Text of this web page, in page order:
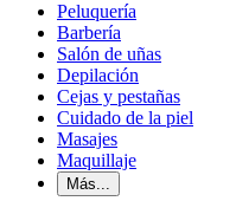
Peluquería
Barbería
Salón de uñas
Depilación
Cejas y pestañas
Cuidado de la piel
Masajes
Maquillaje
Más...